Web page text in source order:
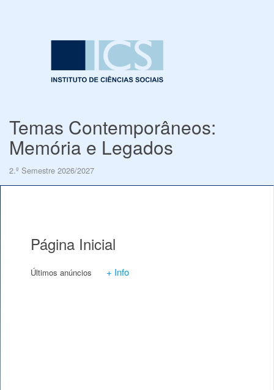
Temas Contemporâneos:
Memória e Legados
2.º Semestre 2026/2027
Página Inicial
Últimos anúncios + Info